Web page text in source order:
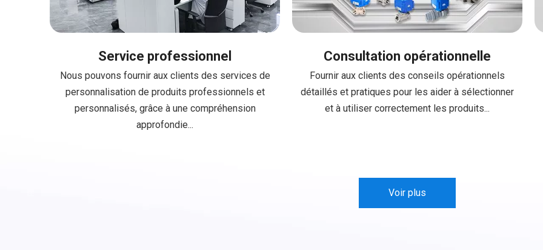
Service professionnel
Nous pouvons fournir aux clients des services de
personnalisation de produits professionnels et
personnalisés, grâce à une compréhension
approfondie...
Consultation opérationnelle
Fournir aux clients des conseils opérationnels
détaillés et pratiques pour les aider à sélectionner
et à utiliser correctement les produits...
Voir plus